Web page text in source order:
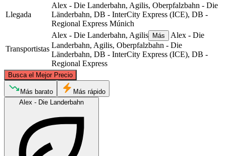
Llegada
Alex - Die Landerbahn, Agilis, Oberpfalzbahn - Die
Länderbahn, DB - InterCity Express (ICE), DB -
Regional Express Múnich
Transportistas
Alex - Die Landerbahn, Agilis Más
Alex - Die
Landerbahn, Agilis, Oberpfalzbahn - Die
Länderbahn, DB - InterCity Express (ICE), DB -
Regional Express
Busca el Mejor Precio
Más barato
Más rápido
Alex - Die Landerbahn